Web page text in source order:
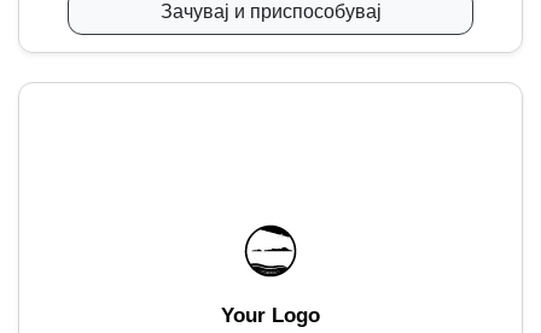
Зачувај и приспособувај
Your Logo